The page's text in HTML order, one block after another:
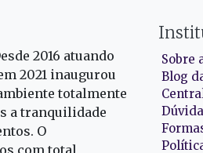
Sobre
Blog
2016 atuando
2021 inaugurou
totalmente
a tranquilidade
O
com total